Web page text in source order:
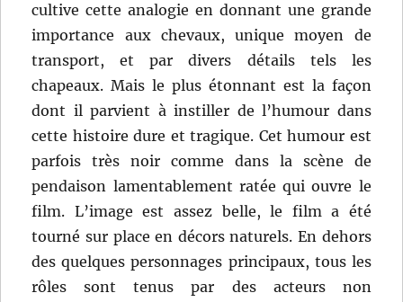
cultive cette analogie en donnant une grande
importance aux chevaux, unique moyen de
transport, et par divers détails tels les
chapeaux. Mais le plus étonnant est la façon
dont il parvient à instiller de l’humour dans
cette histoire dure et tragique. Cet humour est
parfois très noir comme dans la scène de
pendaison lamentablement ratée qui ouvre le
film. L’image est assez belle, le film a été
tourné sur place en décors naturels. En dehors
des quelques personnages principaux, tous les
rôles sont tenus par des acteurs non